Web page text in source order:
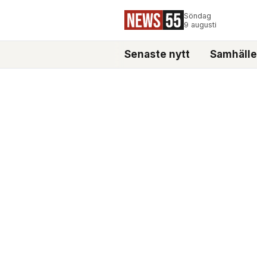
Söndag
9 augusti
Senaste nytt Samhälle